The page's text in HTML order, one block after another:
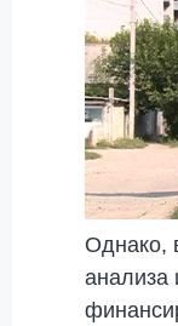
Однако,
анализа